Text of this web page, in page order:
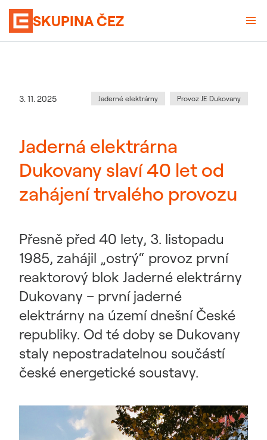
SKUPINA ČEZ
Datum zveřejnění
3. 11. 2025 Kategorie:
Jaderné elektrárny Provoz JE Dukovany
Jaderná elektrárna
Dukovany slaví 40 let od
zahájení trvalého provozu
Přesně před 40 lety, 3. listopadu
1985, zahájil „ostrý“ provoz první
reaktorový blok Jaderné elektrárny
Dukovany – první jaderné
elektrárny na území dnešní České
republiky. Od té doby se Dukovany
staly nepostradatelnou součástí
české energetické soustavy.